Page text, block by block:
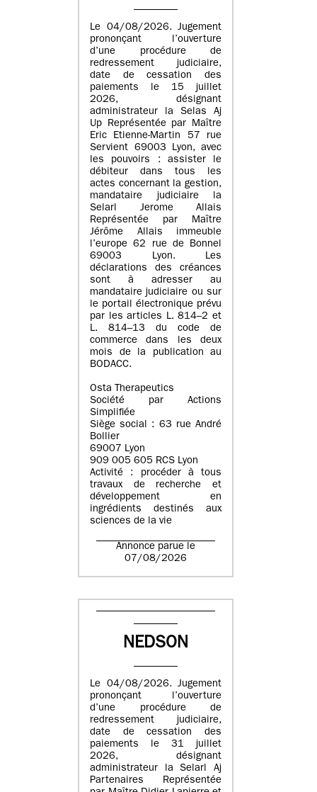
Le 04/08/2026. Jugement
prononçant l’ouverture
d’une procédure de
redressement judiciaire,
date de cessation des
paiements le 15 juillet
2026, désignant
administrateur la Selas Aj
Up Représentée par Maître
Eric Etienne-Martin 57 rue
Servient 69003 Lyon, avec
les pouvoirs : assister le
débiteur dans tous les
actes concernant la gestion,
mandataire judiciaire la
Selarl Jerome Allais
Représentée par Maître
Jérôme Allais immeuble
l’europe 62 rue de Bonnel
69003 Lyon. Les
déclarations des créances
sont à adresser au
mandataire judiciaire ou sur
le portail électronique prévu
par les articles L. 814–2 et
L. 814–13 du code de
commerce dans les deux
mois de la publication au
BODACC.
Osta Therapeutics
Société par Actions
Simplifiée
Siège social : 63 rue André
Bollier
69007 Lyon
909 005 605 RCS Lyon
Activité : procéder à tous
travaux de recherche et
développement en
ingrédients destinés aux
sciences de la vie
Annonce parue le
07/08/2026
NEDSON
Le 04/08/2026. Jugement
prononçant l’ouverture
d’une procédure de
redressement judiciaire,
date de cessation des
paiements le 31 juillet
2026, désignant
administrateur la Selarl Aj
Partenaires Représentée